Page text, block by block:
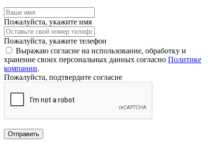
Пожалуйста, укажите имя
Пожалуйста, укажите телефон
Выражаю согласие на использование, обработку и
хранение своих персональных данных согласно Политике
компании.
Пожалуйста, подтвердите согласие
Отправить